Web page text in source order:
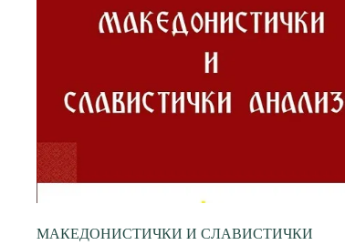
МАКЕДОНИСТИЧКИ И СЛАВИСТИЧКИ